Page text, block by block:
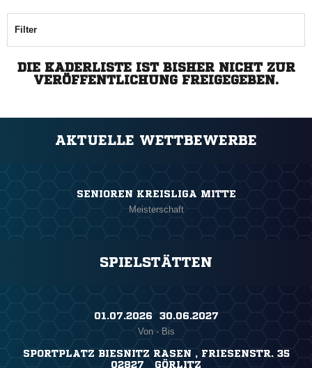
Filter
DIE KADERLISTE IST BISHER NICHT ZUR
VERÖFFENTLICHUNG FREIGEGEBEN.
AKTUELLE WETTBEWERBE
SENIOREN KREISLIGA MITTE
Meisterschaft
SPIELSTÄTTEN
01.07.2026 ​ 30.06.2027
Von - Bis
SPORTPLATZ BIESNITZ RASEN , FRIESENSTR. 35
02827 GÖRLITZ